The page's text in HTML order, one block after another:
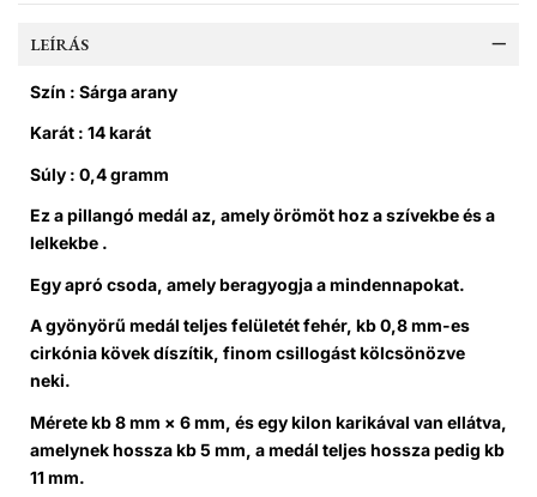
LEÍRÁS
Szín : Sárga arany
Karát : 14 karát
Súly : 0,4 gramm
Ez a pillangó medál az, amely örömöt hoz a szívekbe és a
lelkekbe .
Egy apró csoda, amely beragyogja a mindennapokat.
A gyönyörű medál teljes felületét fehér, kb 0,8 mm-es
cirkónia kövek díszítik, finom csillogást kölcsönözve
neki.
Mérete kb 8 mm × 6 mm, és egy kilon karikával van ellátva,
amelynek hossza kb 5 mm, a medál teljes hossza pedig kb
11 mm.